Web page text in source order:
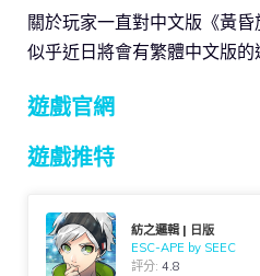
關於玩家一直對中文版《黃昏
似乎近日將會有繁體中文版的
遊戲官網
遊戲推特
紡之邏輯 | 日版
ESC-APE by SEEC
評分:4.8